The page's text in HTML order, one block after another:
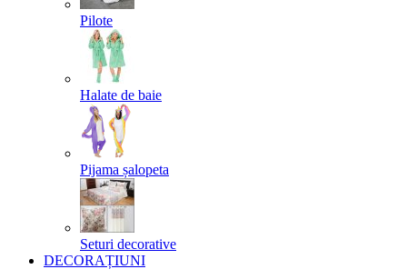
Pilote
Halate de baie
Pijama șalopeta
Seturi decorative
DECORAȚIUNI